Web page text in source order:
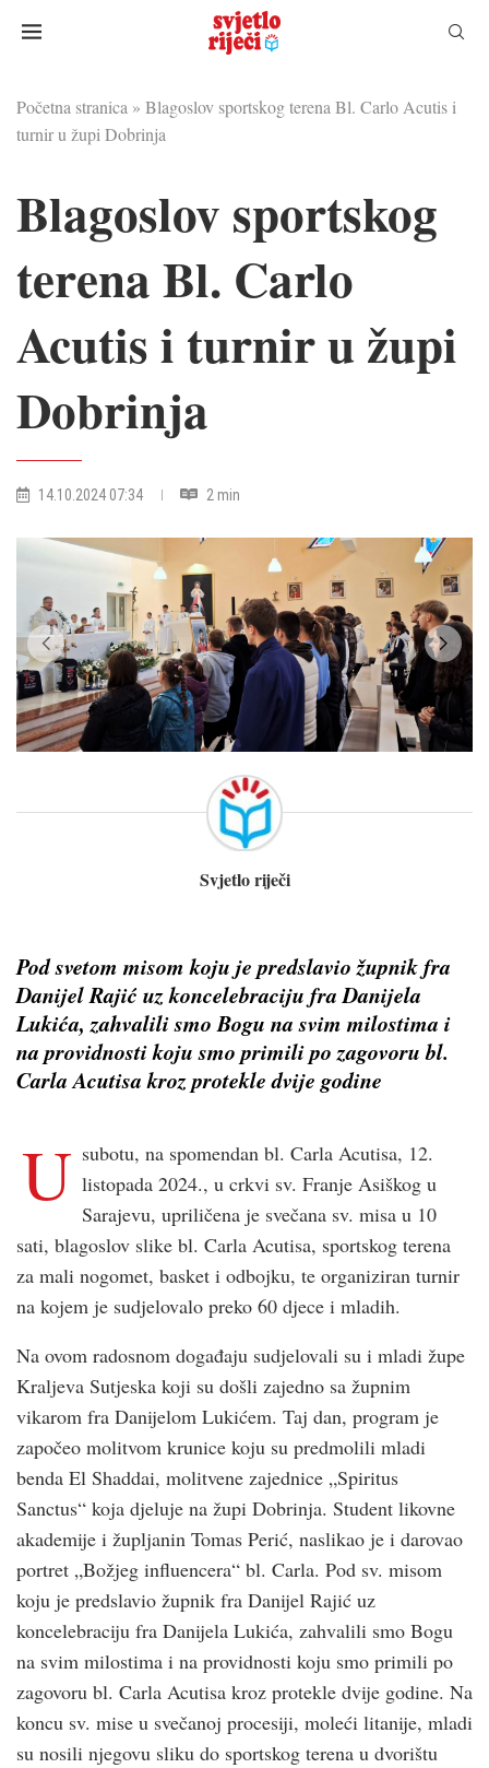
Početna stranica » Blagoslov sportskog terena Bl. Carlo Acutis i
turnir u župi Dobrinja
Blagoslov sportskog
terena Bl. Carlo
Acutis i turnir u župi
Dobrinja
14.10.2024 07:34 2 min
Svjetlo riječi
Pod svetom misom koju je predslavio župnik fra
Danijel Rajić uz koncelebraciju fra Danijela
Lukića, zahvalili smo Bogu na svim milostima i
na providnosti koju smo primili po zagovoru bl.
Carla Acutisa kroz protekle dvije godine
U subotu, na spomendan bl. Carla Acutisa, 12.
listopada 2024., u crkvi sv. Franje Asiškog u
Sarajevu, upriličena je svečana sv. misa u 10
sati, blagoslov slike bl. Carla Acutisa, sportskog terena
za mali nogomet, basket i odbojku, te organiziran turnir
na kojem je sudjelovalo preko 60 djece i mladih.
Na ovom radosnom događaju sudjelovali su i mladi župe
Kraljeva Sutjeska koji su došli zajedno sa župnim
vikarom fra Danijelom Lukićem. Taj dan, program je
započeo molitvom krunice koju su predmolili mladi
benda El Shaddai, molitvene zajednice „Spiritus
Sanctus“ koja djeluje na župi Dobrinja. Student likovne
akademije i župljanin Tomas Perić, naslikao je i darovao
portret „Božjeg influencera“ bl. Carla. Pod sv. misom
koju je predslavio župnik fra Danijel Rajić uz
koncelebraciju fra Danijela Lukića, zahvalili smo Bogu
na svim milostima i na providnosti koju smo primili po
zagovoru bl. Carla Acutisa kroz protekle dvije godine. Na
koncu sv. mise u svečanoj procesiji, moleći litanije, mladi
su nosili njegovu sliku do sportskog terena u dvorištu